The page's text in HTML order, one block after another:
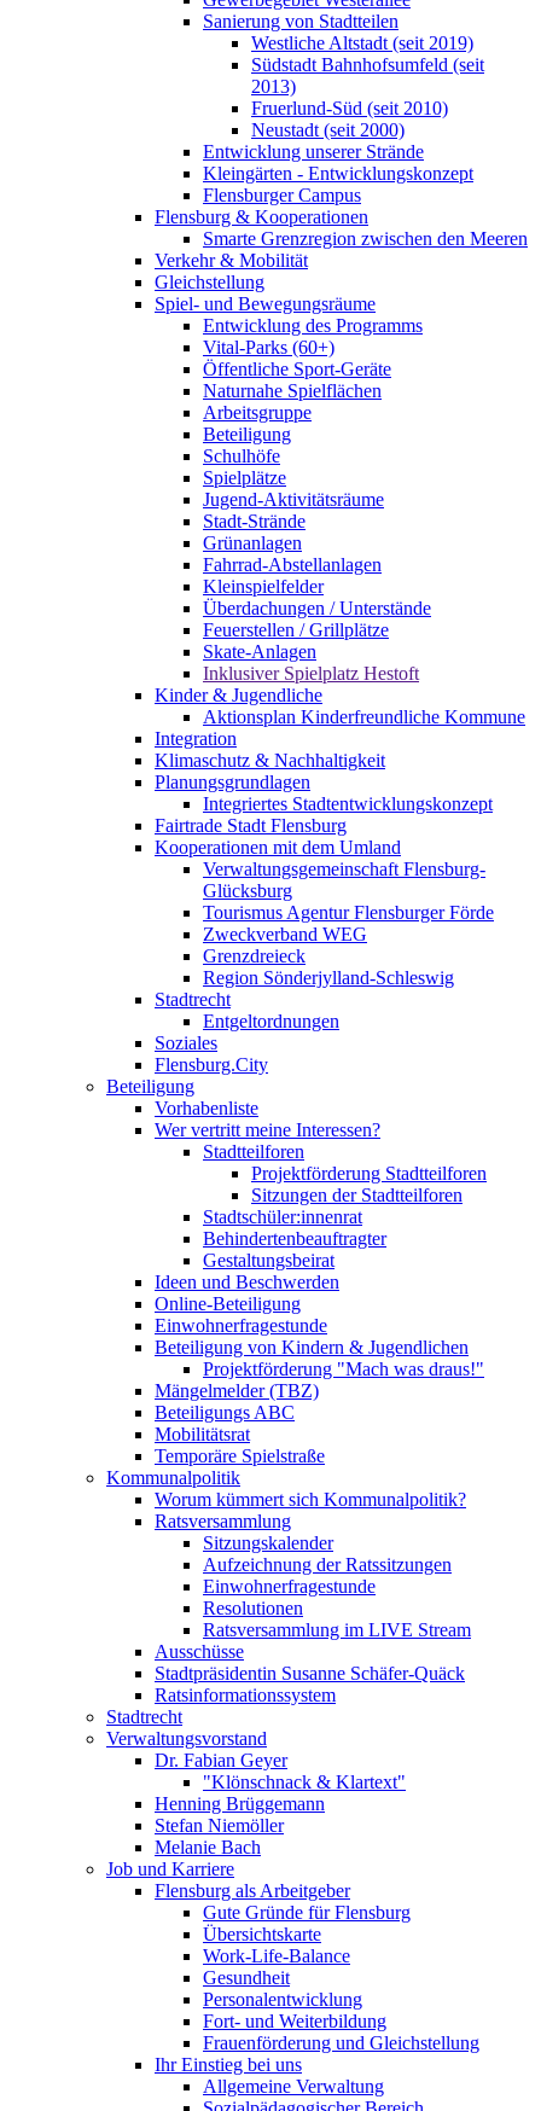
Sanierung von Stadtteilen
Westliche Altstadt (seit 2019)
Südstadt Bahnhofsumfeld (seit
2013)
Fruerlund-Süd (seit 2010)
Neustadt (seit 2000)
Entwicklung unserer Strände
Kleingärten - Entwicklungskonzept
Flensburger Campus
Flensburg & Kooperationen
Smarte Grenzregion zwischen den Meeren
Verkehr & Mobilität
Gleichstellung
Spiel- und Bewegungsräume
Entwicklung des Programms
Vital-Parks (60+)
Öffentliche Sport-Geräte
Naturnahe Spielflächen
Arbeitsgruppe
Beteiligung
Schulhöfe
Spielplätze
Jugend-Aktivitätsräume
Stadt-Strände
Grünanlagen
Fahrrad-Abstellanlagen
Kleinspielfelder
Überdachungen / Unterstände
Feuerstellen / Grillplätze
Skate-Anlagen
Inklusiver Spielplatz Hestoft
Kinder & Jugendliche
Aktionsplan Kinderfreundliche Kommune
Integration
Klimaschutz & Nachhaltigkeit
Planungsgrundlagen
Integriertes Stadtentwicklungskonzept
Fairtrade Stadt Flensburg
Kooperationen mit dem Umland
Verwaltungsgemeinschaft Flensburg-
Glücksburg
Tourismus Agentur Flensburger Förde
Zweckverband WEG
Grenzdreieck
Region Sönderjylland-Schleswig
Stadtrecht
Entgeltordnungen
Soziales
Flensburg.City
Beteiligung
Vorhabenliste
Wer vertritt meine Interessen?
Stadtteilforen
Projektförderung Stadtteilforen
Sitzungen der Stadtteilforen
Stadtschüler:innenrat
Behindertenbeauftragter
Gestaltungsbeirat
Ideen und Beschwerden
Online-Beteiligung
Einwohnerfragestunde
Beteiligung von Kindern & Jugendlichen
Projektförderung "Mach was draus!"
Mängelmelder (TBZ)
Beteiligungs ABC
Mobilitätsrat
Temporäre Spielstraße
Kommunalpolitik
Worum kümmert sich Kommunalpolitik?
Ratsversammlung
Sitzungskalender
Aufzeichnung der Ratssitzungen
Einwohnerfragestunde
Resolutionen
Ratsversammlung im LIVE Stream
Ausschüsse
Stadtpräsidentin Susanne Schäfer-Quäck
Ratsinformationssystem
Stadtrecht
Verwaltungsvorstand
Dr. Fabian Geyer
"Klönschnack & Klartext"
Henning Brüggemann
Stefan Niemöller
Melanie Bach
Job und Karriere
Flensburg als Arbeitgeber
Gute Gründe für Flensburg
Übersichtskarte
Work-Life-Balance
Gesundheit
Personalentwicklung
Fort- und Weiterbildung
Frauenförderung und Gleichstellung
Ihr Einstieg bei uns
Allgemeine Verwaltung